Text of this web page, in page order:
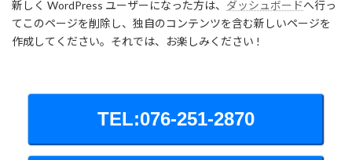
新しく WordPress ユーザーになった方は、 ダッシュボードへ行っ
てこのページを削除し、独自のコンテンツを含む新しいページを
作成してください。それでは、お楽しみください !
TEL:076-251-2870